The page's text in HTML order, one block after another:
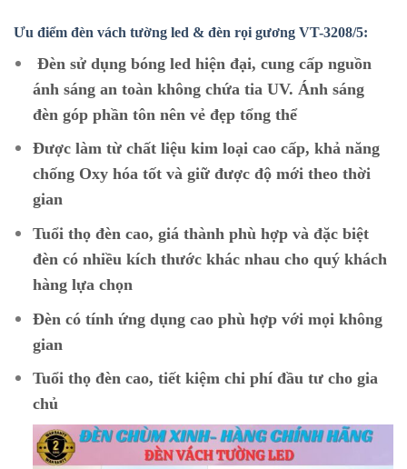
Ưu điểm đèn vách tường led & đèn rọi gương VT-3208/5:
Đèn sử dụng bóng led hiện đại, cung cấp nguồn
ánh sáng an toàn không chứa tia UV. Ánh sáng
đèn góp phần tôn nên vẻ đẹp tổng thể
Được làm từ chất liệu kim loại cao cấp, khả năng
chống Oxy hóa tốt và giữ được độ mới theo thời
gian
Tuổi thọ đèn cao, giá thành phù hợp và đặc biệt
đèn có nhiều kích thước khác nhau cho quý khách
hàng lựa chọn
Đèn có tính ứng dụng cao phù hợp với mọi không
gian
Tuổi thọ đèn cao, tiết kiệm chi phí đầu tư cho gia
chủ